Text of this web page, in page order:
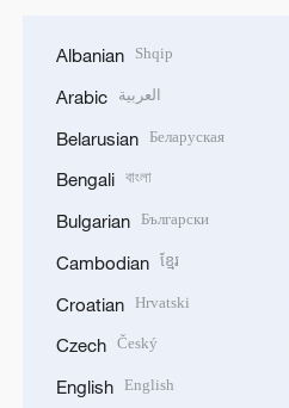
Albanian Shqip
Arabic العربية
Belarusian Беларуская
Bengali বাংলা
Bulgarian Български
Cambodian ខ្មែរ
Croatian Hrvatski
Czech Český
English English